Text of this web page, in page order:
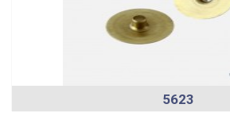
5623